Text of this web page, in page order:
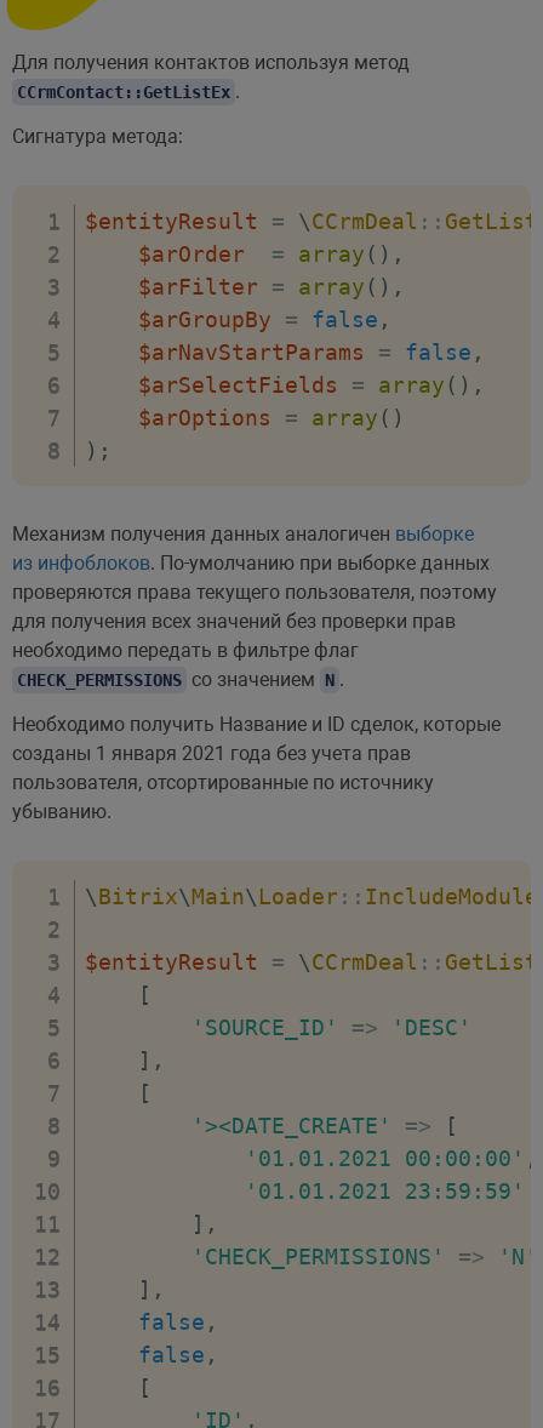
Для получения контактов используя метод
CCrmContact::GetListEx .
Сигнатура метода:
$entityResult = \CCrmDeal ::
$arOrder
= array ( ) ,
$arFilter
= array ( ) ,
$arGroupBy
= false ,
$arNavStartParams
= false ,
$arSelectFields
= array ( ) ,
$arOptions
= array ( )
) ;
Механизм получения данных аналогичен выборке
из инфоблоков. По-умолчанию при выборке данных
проверяются права текущего пользователя, поэтому
для получения всех значений без проверки прав
необходимо передать в фильтре флаг
CHECK_PERMISSIONS со значением N .
Необходимо получить Название и ID сделок, которые
созданы 1 января 2021 года без учета прав
пользователя, отсортированные по источнику
убыванию.
\Bitrix\Main\ Loader :: IncludeModule
$entityResult = \CCrmDeal ::
[
'SOURCE_ID'
=>
'DESC'
] ,
[
'><DATE_CREATE'
=>
[
'01.01.2021 00:00:00' ,
'01.01.2021 23:59:59'
] ,
'CHECK_PERMISSIONS'
=>
'N'
] ,
false ,
false ,
[
'ID' ,